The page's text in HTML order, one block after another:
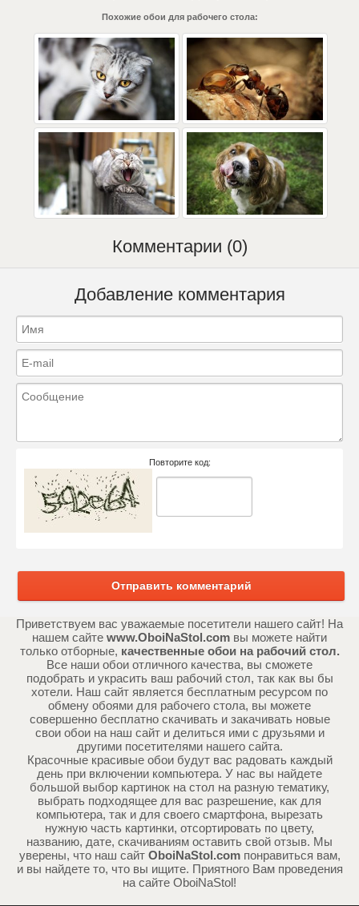
Похожие обои для рабочего стола:
Комментарии (0)
Добавление комментария
Повторите код:
Отправить комментарий
Приветствуем вас уважаемые посетители нашего сайт! На
нашем сайте www.OboiNaStol.com вы можете найти
только отборные, качественные обои на рабочий стол.
Все наши обои отличного качества, вы сможете
подобрать и украсить ваш рабочий стол, так как вы бы
хотели. Наш сайт является бесплатным ресурсом по
обмену обоями для рабочего стола, вы можете
совершенно бесплатно скачивать и закачивать новые
свои обои на наш сайт и делиться ими с друзьями и
другими посетителями нашего сайта.
Красочные красивые обои будут вас радовать каждый
день при включении компьютера. У нас вы найдете
большой выбор картинок на стол на разную тематику,
выбрать подходящее для вас разрешение, как для
компьютера, так и для своего смартфона, вырезать
нужную часть картинки, отсортировать по цвету,
названию, дате, скачиваниям оставить свой отзыв. Мы
уверены, что наш сайт OboiNaStol.comпонравиться вам,
и вы найдете то, что вы ищите. Приятного Вам проведения
на сайте OboiNaStol!